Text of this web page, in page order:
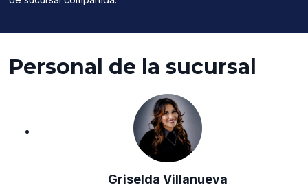
Personal de la sucursal
Griselda Villanueva